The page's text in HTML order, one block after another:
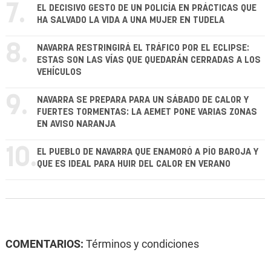
7.
EL DECISIVO GESTO DE UN POLICÍA EN PRÁCTICAS QUE
HA SALVADO LA VIDA A UNA MUJER EN TUDELA
8.
NAVARRA RESTRINGIRÁ EL TRÁFICO POR EL ECLIPSE:
ESTAS SON LAS VÍAS QUE QUEDARÁN CERRADAS A LOS
VEHÍCULOS
9.
NAVARRA SE PREPARA PARA UN SÁBADO DE CALOR Y
FUERTES TORMENTAS: LA AEMET PONE VARIAS ZONAS
EN AVISO NARANJA
10. EL PUEBLO DE NAVARRA QUE ENAMORÓ A PÍO BAROJA Y
QUE ES IDEAL PARA HUIR DEL CALOR EN VERANO
COMENTARIOS: Términos y condiciones